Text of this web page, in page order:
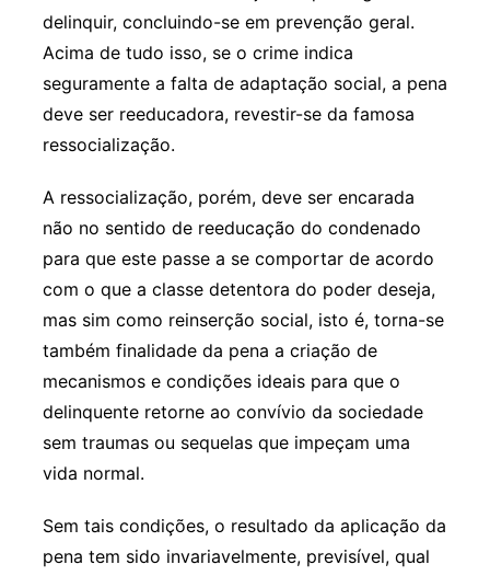
delinquir, concluindo-se em prevenção geral.
Acima de tudo isso, se o crime indica
seguramente a falta de adaptação social, a pena
deve ser reeducadora, revestir-se da famosa
ressocialização.
A ressocialização, porém, deve ser encarada
não no sentido de reeducação do condenado
para que este passe a se comportar de acordo
com o que a classe detentora do poder deseja,
mas sim como reinserção social, isto é, torna-se
também finalidade da pena a criação de
mecanismos e condições ideais para que o
delinquente retorne ao convívio da sociedade
sem traumas ou sequelas que impeçam uma
vida normal.
Sem tais condições, o resultado da aplicação da
pena tem sido invariavelmente, previsível, qual